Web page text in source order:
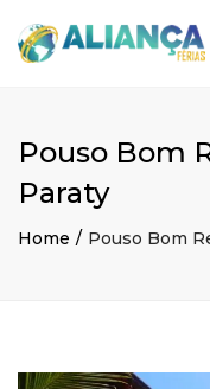
Pouso Bom
Paraty
Home Pouso Bom